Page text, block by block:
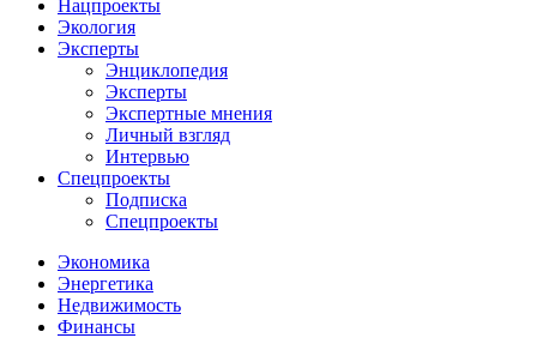
Нацпроекты
Экология
Эксперты
Энциклопедия
Эксперты
Экспертные мнения
Личный взгляд
Интервью
Спецпроекты
Подписка
Спецпроекты
Экономика
Энергетика
Недвижимость
Финансы